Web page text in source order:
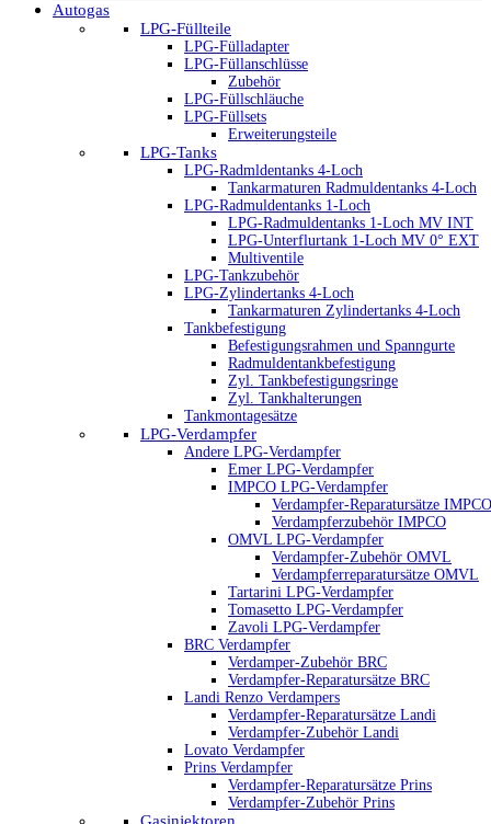
Autogas
LPG-Füllteile
LPG-Fülladapter
LPG-Füllanschlüsse
Zubehör
LPG-Füllschläuche
LPG-Füllsets
Erweiterungsteile
LPG-Tanks
LPG-Radmldentanks 4-Loch
Tankarmaturen Radmuldentanks 4-Loch
LPG-Radmuldentanks 1-Loch
LPG-Radmuldentanks 1-Loch MV INT
LPG-Unterflurtank 1-Loch MV 0° EXT
Multiventile
LPG-Tankzubehör
LPG-Zylindertanks 4-Loch
Tankarmaturen Zylindertanks 4-Loch
Tankbefestigung
Befestigungsrahmen und Spanngurte
Radmuldentankbefestigung
Zyl. Tankbefestigungsringe
Zyl. Tankhalterungen
Tankmontagesätze
LPG-Verdampfer
Andere LPG-Verdampfer
Emer LPG-Verdampfer
IMPCO LPG-Verdampfer
Verdampfer-Reparatursätze IMPCO
Verdampferzubehör IMPCO
OMVL LPG-Verdampfer
Verdampfer-Zubehör OMVL
Verdampferreparatursätze OMVL
Tartarini LPG-Verdampfer
Tomasetto LPG-Verdampfer
Zavoli LPG-Verdampfer
BRC Verdampfer
Verdamper-Zubehör BRC
Verdampfer-Reparatursätze BRC
Landi Renzo Verdampers
Verdampfer-Reparatursätze Landi
Verdampfer-Zubehör Landi
Lovato Verdampfer
Prins Verdampfer
Verdampfer-Reparatursätze Prins
Verdampfer-Zubehör Prins